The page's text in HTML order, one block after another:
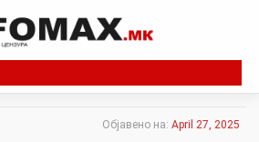
Објавено на: April 27, 2025